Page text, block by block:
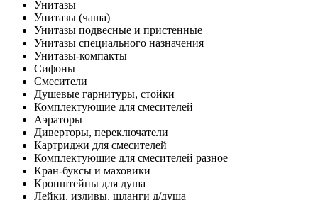
Унитазы
Унитазы (чаша)
Унитазы подвесные и пристенные
Унитазы специального назначения
Унитазы-компакты
Сифоны
Смесители
Душевые гарнитуры, стойки
Комплектующие для смесителей
Аэраторы
Диверторы, переключатели
Картриджи для смесителей
Комплектующие для смесителей разное
Кран-буксы и маховики
Кронштейны для душа
Лейки, изливы, шланги д/душа